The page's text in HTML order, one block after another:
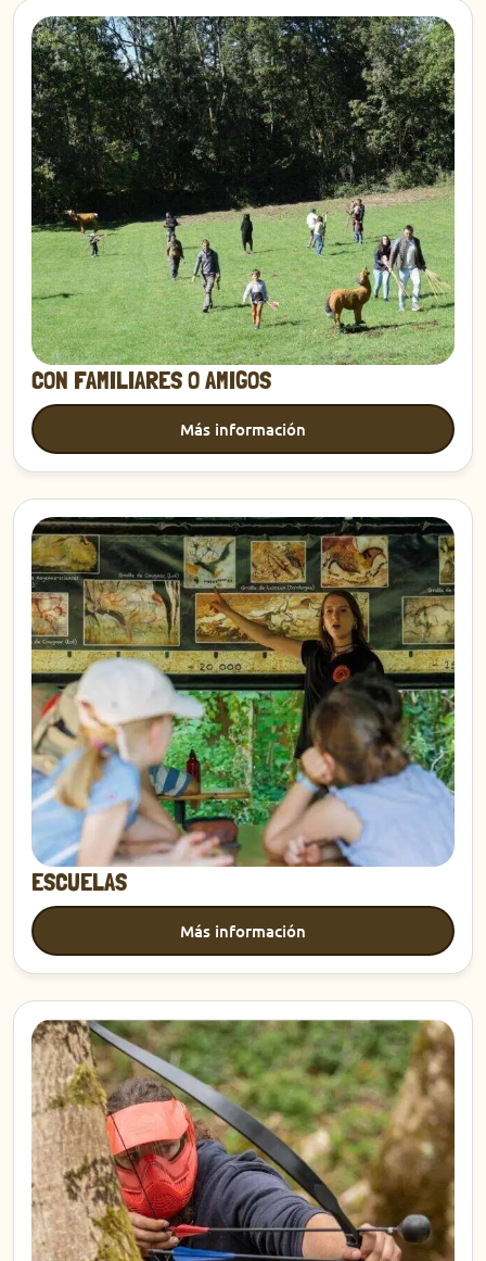
CON FAMILIARES O AMIGOS
Más información
Descubrir
ESCUELAS
Más información
Descubrir
Descubrir